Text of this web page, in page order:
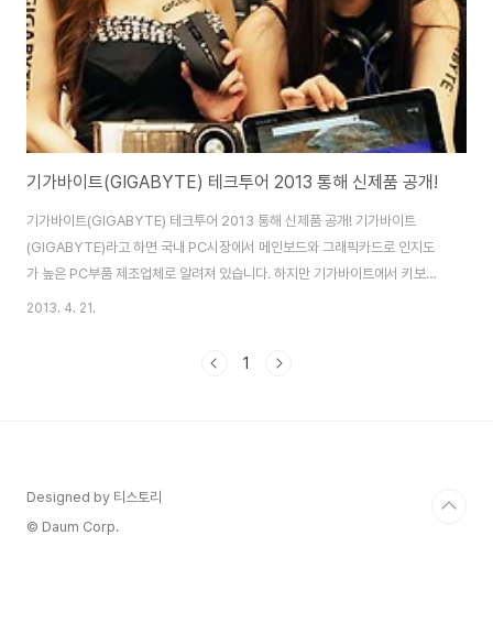
기가바이트(GIGABYTE) 테크투어 2013 통해 신제품 공개!
기가바이트(GIGABYTE) 테크투어 2013 통해 신제품 공개! 기가바이트
(GIGABYTE)라고 하면 국내 PC시장에서 메인보드와 그래픽카드로 인지도
가 높은 PC부품 제조업체로 알려져 있습니다. 하지만 기가바이트에서 키보드
와 마우스 그리고 스피커 등 PC 주변기기와 함께 노트북과 태블릿 제품까지
요. 기가바이트 제품군의 공식수입사 주)컴포인트에서는 지난 4월 17일 기가
2013. 4. 21.
1
Designed by 티스토리
© Daum Corp.